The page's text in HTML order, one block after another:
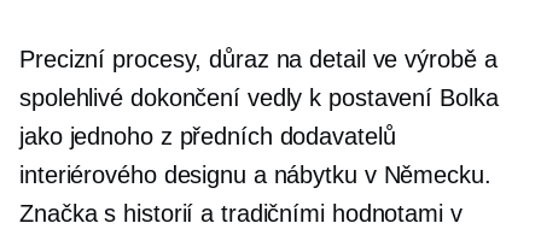
Precizní procesy, důraz na detail ve výrobě a
spolehlivé dokončení vedly k postavení Bolka
jako jednoho z předních dodavatelů
interiérového designu a nábytku v Německu.
Značka s historií a tradičními hodnotami v